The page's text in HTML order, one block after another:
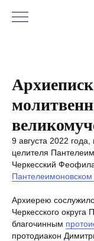
9 августа 2022
целителя
Черкесский
Архиерею
Черкесского округа
благочинным
протодиакон